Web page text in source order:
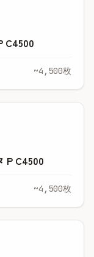
C4500
~4,500枚
P C4500
~4,500枚